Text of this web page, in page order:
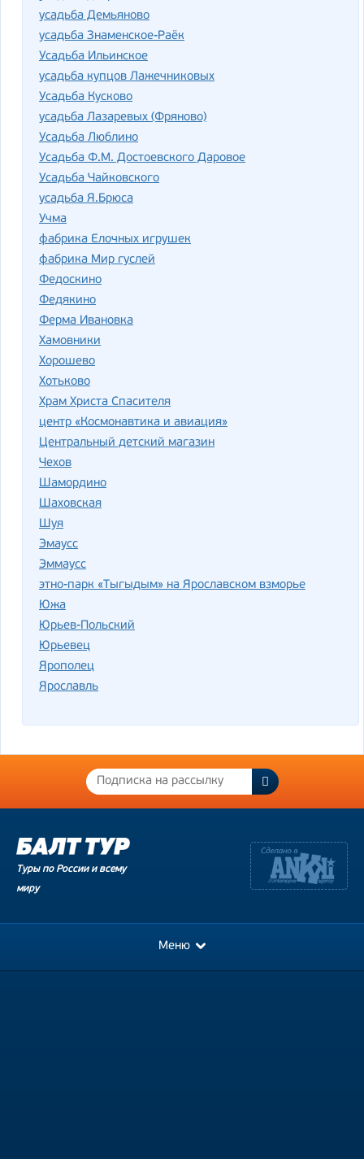
усадьба Демьяново
усадьба Знаменское-Раёк
Усадьба Ильинское
усадьба купцов Лажечниковых
Усадьба Кусково
усадьба Лазаревых (Фряново)
Усадьба Люблино
Усадьба Ф.М. Достоевского Даровое
Усадьба Чайковского
усадьба Я.Брюса
Учма
фабрика Елочных игрушек
фабрика Мир гуслей
Федоскино
Федякино
Ферма Ивановка
Хамовники
Хорошево
Хотьково
Храм Христа Спасителя
центр «Космонавтика и авиация»
Центральный детский магазин
Чехов
Шамордино
Шаховская
Шуя
Эмаусс
Эммаусс
этно-парк «Тыгыдым» на Ярославском взморье
Южа
Юрьев-Польский
Юрьевец
Ярополец
Ярославль
Туры по России и всему
миру
Меню